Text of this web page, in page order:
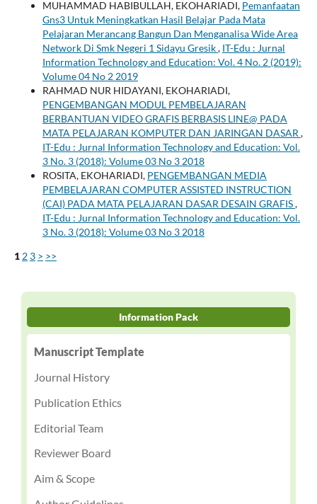
MUHAMMAD HABIBULLAH, EKOHARIADI, Pemanfaatan
Gns3 Untuk Meningkatkan Hasil Belajar Pada Mata
Pelajaran Merancang Bangun Dan Menganalisa Wide Area
Network Di Smk Negeri 1 Sidayu Gresik, IT-Edu : Jurnal
Information Technology and Education: Vol. 4 No. 2 (2019):
Volume 04 No 2 2019
RAHMAD NUR HIDAYANI, EKOHARIADI,
PENGEMBANGAN MODUL PEMBELAJARAN
BERBANTUAN VIDEO GRAFIS BERBASIS LINE@ PADA
MATA PELAJARAN KOMPUTER DAN JARINGAN DASAR ,
IT-Edu : Jurnal Information Technology and Education: Vol.
3 No. 3 (2018): Volume 03 No 3 2018
ROSITA, EKOHARIADI, PENGEMBANGAN MEDIA
PEMBELAJARAN COMPUTER ASSISTED INSTRUCTION
(CAI) PADA MATA PELAJARAN DASAR DESAIN GRAFIS,
IT-Edu : Jurnal Information Technology and Education: Vol.
3 No. 3 (2018): Volume 03 No 3 2018
1 2 3 > >>
Information Pack
Manuscript Template
Journal History
Publication Ethics
Editorial Team
Reviewer Board
Aim & Scope